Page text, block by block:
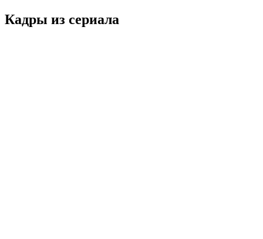
Кадры из сериалa